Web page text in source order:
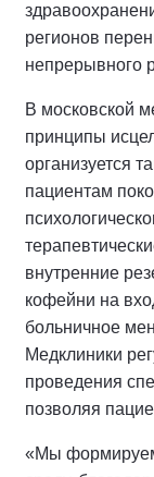
регионов
непрерывного
В московской
принципы
организуется
пациентам
внутренние
кофейни на
больничное
Медклиники
проведения
позволяя
«Мы